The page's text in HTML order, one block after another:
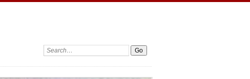
Search: